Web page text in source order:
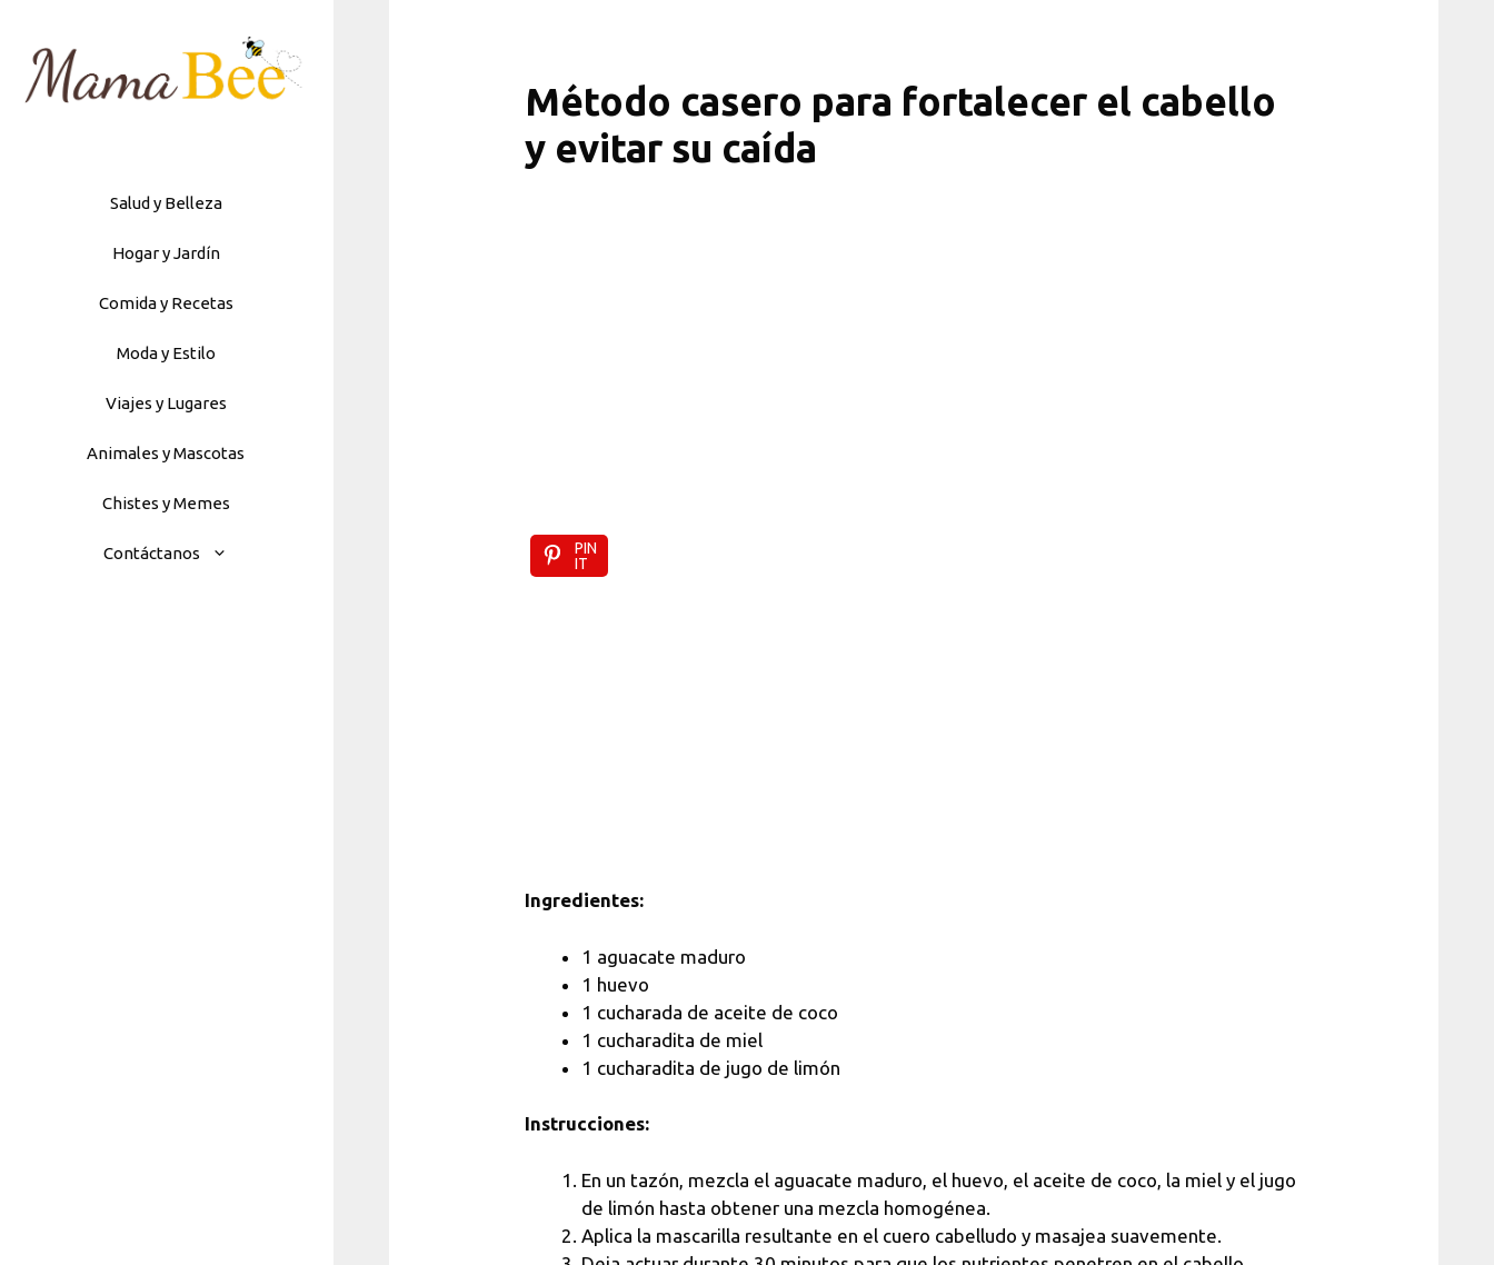
Salud y Belleza
Hogar y Jardín
Comida y Recetas
Moda y Estilo
Viajes y Lugares
Animales y Mascotas
Chistes y Memes
Contáctanos
Método casero para fortalecer el cabello
y evitar su caída
PIN
IT
Ingredientes:
1 aguacate maduro
1 huevo
1 cucharada de aceite de coco
1 cucharadita de miel
1 cucharadita de jugo de limón
Instrucciones:
En un tazón, mezcla el aguacate maduro, el huevo, el aceite de coco, la miel y el jugo
de limón hasta obtener una mezcla homogénea.
Aplica la mascarilla resultante en el cuero cabelludo y masajea suavemente.